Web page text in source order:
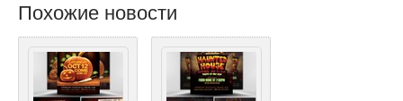
Похожие новости